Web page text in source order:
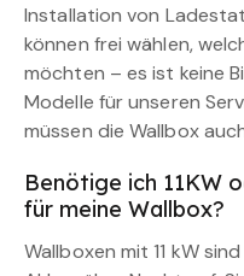
Installation von
können frei wählen,
möchten – es ist keine
Modelle für unseren
müssen die Wallbox
Benötige ich 11KW
für meine Wallbox?
Wallboxen mit 11 kW